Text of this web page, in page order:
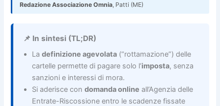
Redazione Associazione Omnia, Patti (ME)
📌 In sintesi (TL;DR)
Ladefinizione agevolata (“rottamazione”) delle
cartelle permette di pagare solo l’imposta, senza
sanzioni e interessi di mora.
Si aderisce condomanda online all’Agenzia delle
Entrate-Riscossione entro le scadenze fissate